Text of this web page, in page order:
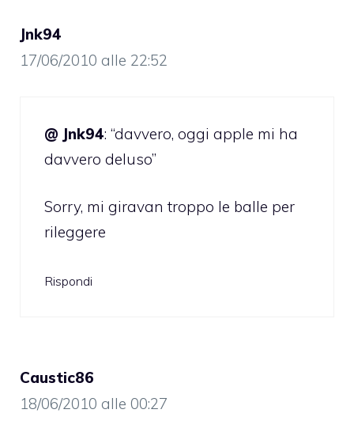
Jnk94
17/06/2010 alle 22:52
@ Jnk94: “davvero, oggi apple mi ha
davvero deluso”
Sorry, mi giravan troppo le balle per
rileggere
Rispondi
Caustic86
18/06/2010 alle 00:27